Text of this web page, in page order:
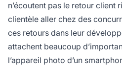
n’écoutent pas le retour client
clientèle aller chez des
ces retours dans leur
attachent beaucoup
l’appareil photo d’un